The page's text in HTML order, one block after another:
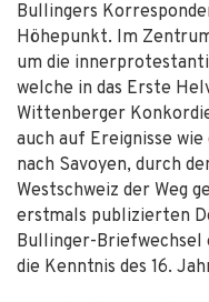
Bullingers
Höhepunkt. Im
um die
welche in das Erste
Wittenberger
auch auf Ereignisse
nach Savoyen, durch
Westschweiz der Weg
erstmals publizierten
Bullinger-
die Kenntnis des 16.